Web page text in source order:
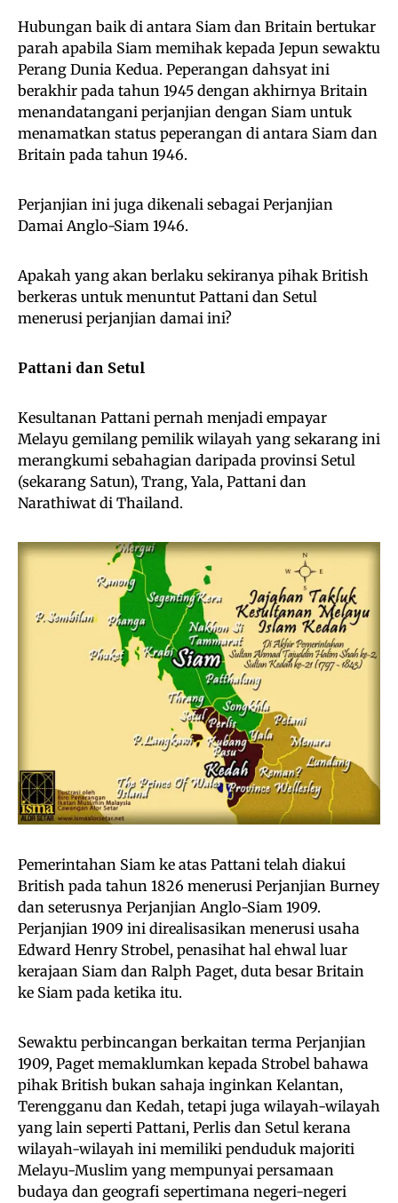
Hubungan baik di antara Siam dan Britain bertukar
parah apabila Siam memihak kepada Jepun sewaktu
Perang Dunia Kedua. Peperangan dahsyat ini
berakhir pada tahun 1945 dengan akhirnya Britain
menandatangani perjanjian dengan Siam untuk
menamatkan status peperangan di antara Siam dan
Britain pada tahun 1946.
Perjanjian ini juga dikenali sebagai Perjanjian
Damai Anglo-Siam 1946.
Apakah yang akan berlaku sekiranya pihak British
berkeras untuk menuntut Pattani dan Setul
menerusi perjanjian damai ini?
Pattani dan Setul
Kesultanan Pattani pernah menjadi empayar
Melayu gemilang pemilik wilayah yang sekarang ini
merangkumi sebahagian daripada provinsi Setul
(sekarang Satun), Trang, Yala, Pattani dan
Narathiwat di Thailand.
Pemerintahan Siam ke atas Pattani telah diakui
British pada tahun 1826 menerusi Perjanjian Burney
dan seterusnya Perjanjian Anglo-Siam 1909.
Perjanjian 1909 ini direalisasikan menerusi usaha
Edward Henry Strobel, penasihat hal ehwal luar
kerajaan Siam dan Ralph Paget, duta besar Britain
ke Siam pada ketika itu.
Sewaktu perbincangan berkaitan terma Perjanjian
1909, Paget memaklumkan kepada Strobel bahawa
pihak British bukan sahaja inginkan Kelantan,
Terengganu dan Kedah, tetapi juga wilayah-wilayah
yang lain seperti Pattani, Perlis dan Setul kerana
wilayah-wilayah ini memiliki penduduk majoriti
Melayu-Muslim yang mempunyai persamaan
budaya dan geografi sepertimana negeri-negeri